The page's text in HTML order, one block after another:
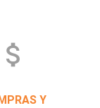
attach_money
Y